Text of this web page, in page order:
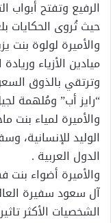
الرفيع وتفتح أبواب
حيث تُروى الحكايات
والأميرة لولوة
ميادين الأزياء
وترتقي بالذوق
“رايز أب” ومُلهمة
والأميرة لمياء
الوليد للإنسانية،
الدول العربية .
والأميرة أضواء بنت
آل سعود سفيرة
الشخصيات الأكثر